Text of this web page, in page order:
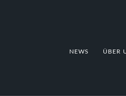
NEWS ÜBER